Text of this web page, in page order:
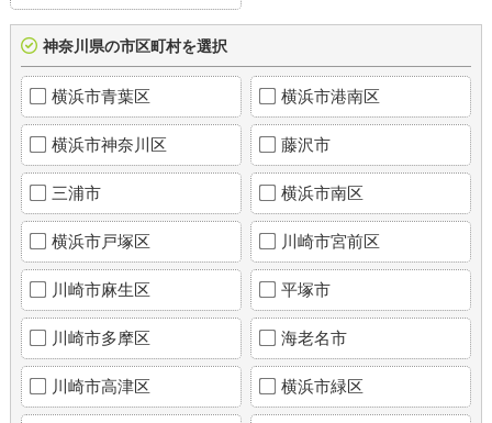
神奈川県の市区町村を選択
横浜市青葉区 横浜市港南区
横浜市神奈川区 藤沢市
三浦市 横浜市南区
横浜市戸塚区 川崎市宮前区
川崎市麻生区 平塚市
川崎市多摩区 海老名市
川崎市高津区 横浜市緑区